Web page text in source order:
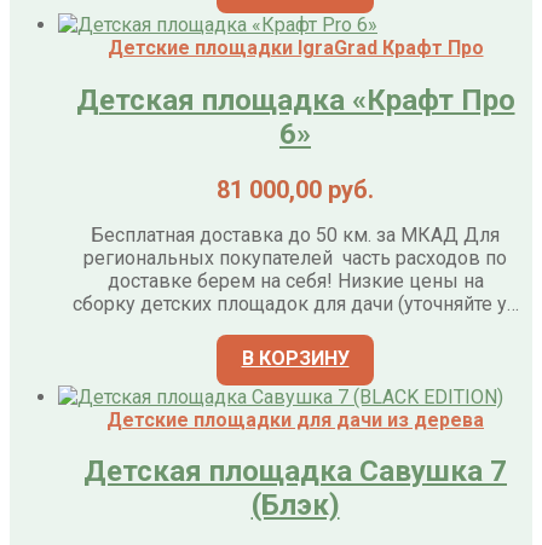
Детские площадки IgraGrad Крафт Про
Детская площадка «Крафт Про
6»
81 000,00 руб.
Бесплатная доставка до 50 км. за МКАД Для
региональных покупателей часть расходов по
доставке берем на себя! Низкие цены на
сборку детских площадок для дачи (уточняйте у…
В КОРЗИНУ
Детские площадки для дачи из дерева
Детская площадка Cавушка 7
(Блэк)